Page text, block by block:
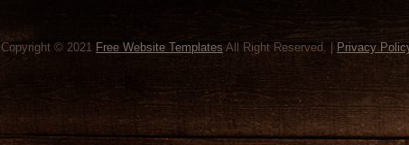
Copyright © 2021 Free Website Templates All Right Reserved. | Privacy